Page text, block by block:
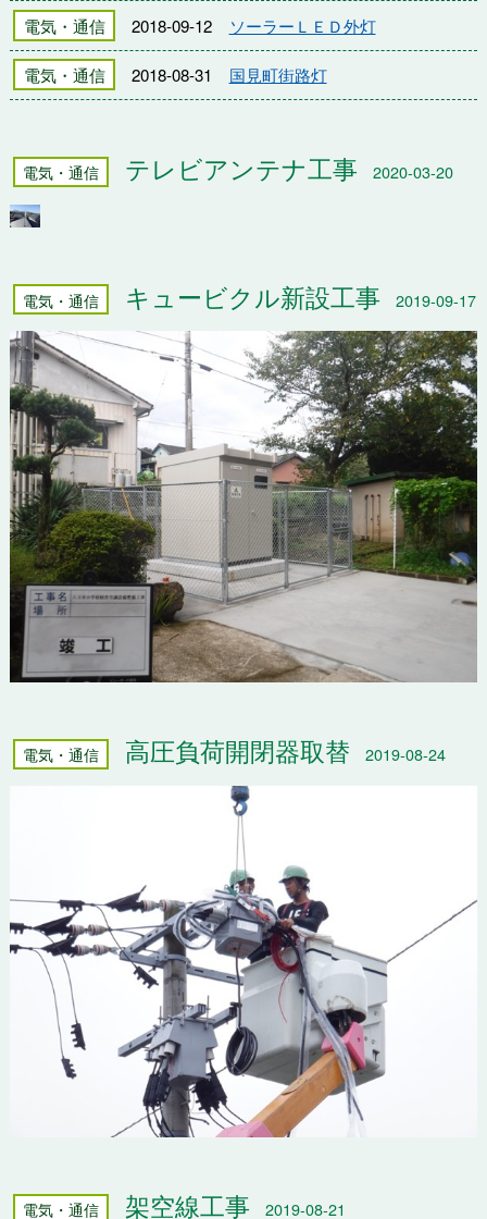
電気・通信 2018-09-12 ソーラーＬＥＤ外灯
電気・通信 2018-08-31 国見町街路灯
電気・通信 テレビアンテナ工事 2020-03-20
電気・通信 キュービクル新設工事 2019-09-17
電気・通信 高圧負荷開閉器取替 2019-08-24
電気・通信 架空線工事 2019-08-21